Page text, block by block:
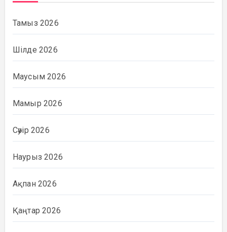
Тамыз 2026
Шілде 2026
Маусым 2026
Мамыр 2026
Сәуір 2026
Наурыз 2026
Ақпан 2026
Қаңтар 2026